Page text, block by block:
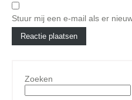
Stuur mij een e-mail als er
Zoeken